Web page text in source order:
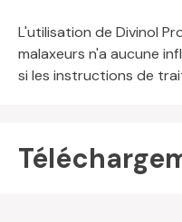
L'utilisation de Divinol
malaxeurs n'a aucune
si les instructions de